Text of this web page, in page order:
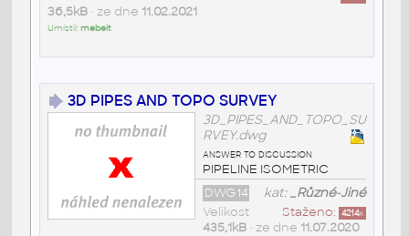
36,5kB• ze dne 11.02.2021
Umístil:mebeit
3D PIPES AND TOPO SURVEY
3D_PIPES_AND_TOPO_SU
RVEY.dwg
answer to discussion
PIPELINE ISOMETRIC
kat:_Různé-Jiné
DWG14
Staženo: 4214x
Velikost
435,1kB• ze dne 11.07.2020